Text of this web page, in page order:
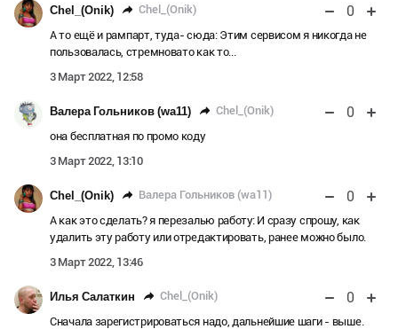
Chel_(Onik) Chel_(Onik) 0
А то ещё и рампарт, туда- сюда: Этим сервисом я никогда не
пользовалась, стремновато как то...
3 Март 2022, 12:58
Валера Гольников (wa11) Chel_(Onik) 0
она бесплатная по промо коду
3 Март 2022, 13:10
Chel_(Onik) Валера Гольников (wa11) 0
А как это сделать? я перезалью работу: И сразу спрошу, как
удалить эту работу или отредактировать, ранее можно было.
3 Март 2022, 13:46
Илья Салаткин Chel_(Onik) 0
Сначала зарегистрироваться надо, дальнейшие шаги - выше.